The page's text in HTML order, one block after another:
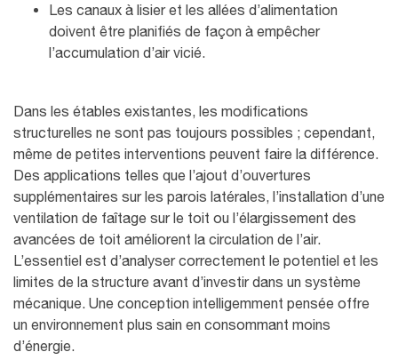
Les canaux à lisier et les allées d’alimentation
doivent être planifiés de façon à empêcher
l’accumulation d’air vicié.
Dans les étables existantes, les modifications
structurelles ne sont pas toujours possibles ; cependant,
même de petites interventions peuvent faire la différence.
Des applications telles que l’ajout d’ouvertures
supplémentaires sur les parois latérales, l’installation d’une
ventilation de faîtage sur le toit ou l’élargissement des
avancées de toit améliorent la circulation de l’air.
L’essentiel est d’analyser correctement le potentiel et les
limites de la structure avant d’investir dans un système
mécanique. Une conception intelligemment pensée offre
un environnement plus sain en consommant moins
d’énergie.